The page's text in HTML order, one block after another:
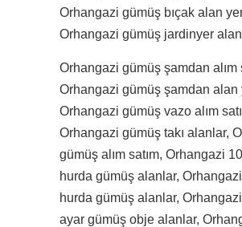
Orhangazi gümüş bıçak alan
Orhangazi gümüş jardinyer
Orhangazi gümüş şamdan alım
Orhangazi gümüş şamdan alan
Orhangazi gümüş vazo alım
Orhangazi gümüş takı alanlar,
gümüş alım satım, Orhangazi
hurda gümüş alanlar,
hurda gümüş alanlar,
ayar gümüş obje alanlar,